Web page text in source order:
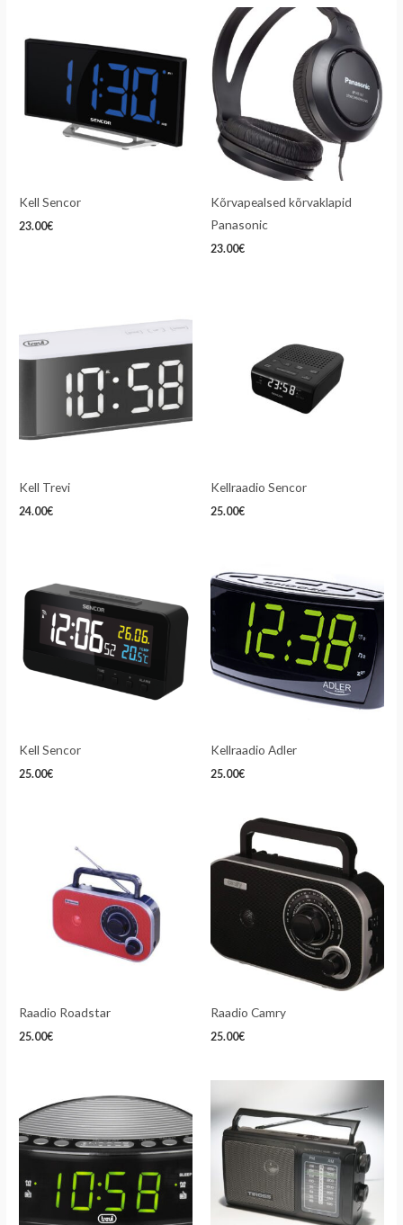
Kell Sencor
23.00€
Kõrvapealsed kõrvaklapid
Panasonic
23.00€
Kell Trevi
24.00€
Kellraadio Sencor
25.00€
Kell Sencor
25.00€
Kellraadio Adler
25.00€
Raadio Roadstar
25.00€
Raadio Camry
25.00€